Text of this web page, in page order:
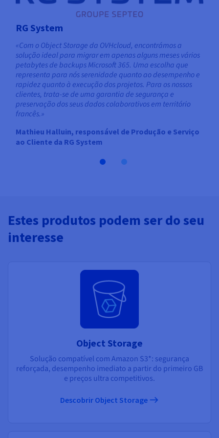
RG System
«Com o Object Storage da OVHcloud, encontrámos a
solução ideal para migrar em apenas alguns meses vários
petabytes de backups Microsoft 365. Uma escolha que
representa para nós serenidade quanto ao desempenho e
rapidez quanto à execução dos projetos. Para os nossos
clientes, trata-se de uma garantia de segurança e
preservação dos seus dados colaborativos em território
francês.»
Mathieu Halluin, responsável de Produção e Serviço
ao Cliente da RG System
Estes produtos podem ser do seu
interesse
Object Storage
Solução compatível com Amazon S3*: segurança
reforçada, desempenho imediato a partir do primeiro GB
e preços ultra competitivos.
Descobrir Object Storage